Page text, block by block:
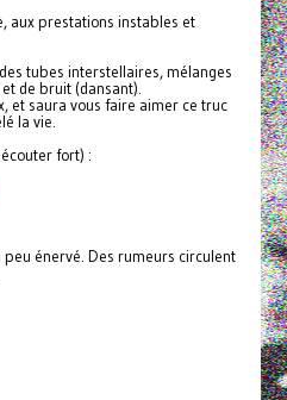
aux prestations instables et
tubes interstellaires, mélanges
de bruit (dansant).
et saura vous faire aimer ce truc
la vie.
fort) :
énervé. Des rumeurs circulent